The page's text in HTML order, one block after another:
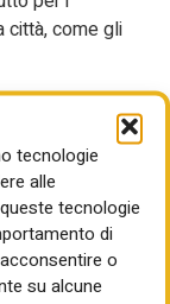
tecnologie
alle
tecnologie
di
o
su alcune
città, come gli
città a forte
il
ormai
del Sud,
più
visto, si